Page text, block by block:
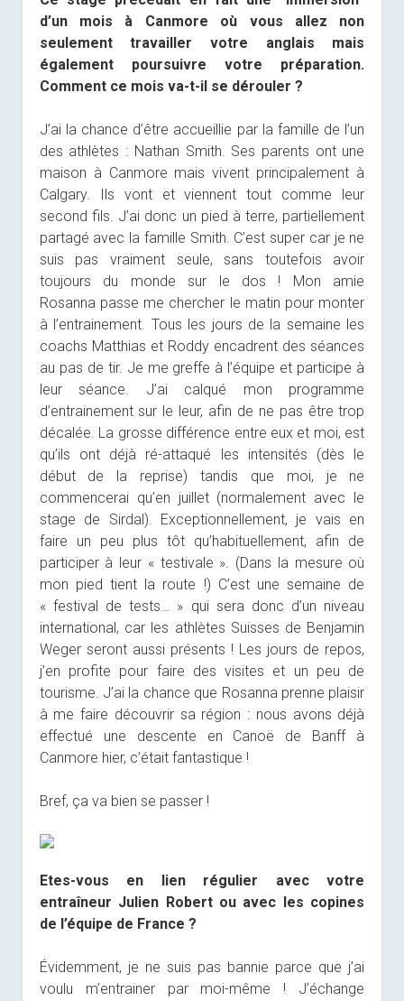
d’un mois à Canmore où vous allez non
seulement travailler votre anglais mais
également poursuivre votre préparation.
Comment ce mois va-t-il se dérouler ?
J’ai la chance d’être accueillie par la famille de l’un
des athlètes : Nathan Smith. Ses parents ont une
maison à Canmore mais vivent principalement à
Calgary. Ils vont et viennent tout comme leur
second fils. J’ai donc un pied à terre, partiellement
partagé avec la famille Smith. C’est super car je ne
suis pas vraiment seule, sans toutefois avoir
toujours du monde sur le dos ! Mon amie
Rosanna passe me chercher le matin pour monter
à l’entrainement. Tous les jours de la semaine les
coachs Matthias et Roddy encadrent des séances
au pas de tir. Je me greffe à l’équipe et participe à
leur séance. J’ai calqué mon programme
d’entrainement sur le leur, afin de ne pas être trop
décalée. La grosse différence entre eux et moi, est
qu’ils ont déjà ré-attaqué les intensités (dès le
début de la reprise) tandis que moi, je ne
commencerai qu’en juillet (normalement avec le
stage de Sirdal). Exceptionnellement, je vais en
faire un peu plus tôt qu’habituellement, afin de
participer à leur « testivale ». (Dans la mesure où
mon pied tient la route !) C’est une semaine de
« festival de tests… » qui sera donc d’un niveau
international, car les athlètes Suisses de Benjamin
Weger seront aussi présents ! Les jours de repos,
j’en profite pour faire des visites et un peu de
tourisme. J’ai la chance que Rosanna prenne plaisir
à me faire découvrir sa région : nous avons déjà
effectué une descente en Canoë de Banff à
Canmore hier, c’était fantastique !
Bref, ça va bien se passer !
Etes-vous en lien régulier avec votre
entraîneur Julien Robert ou avec les copines
de l’équipe de France ?
Évidemment, je ne suis pas bannie parce que j’ai
voulu m’entrainer par moi-même ! J’échange